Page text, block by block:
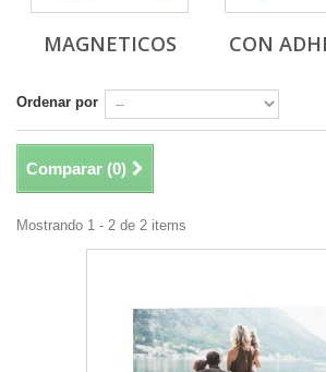
MAGNETICOS CON
Ordenar por
Comparar (0)
Mostrando 1 - 2 de 2 items